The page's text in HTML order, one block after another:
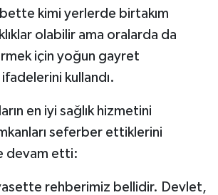
kimi yerlerde birtakım
olabilir ama oralarda da
için yoğun gayret
kullandı.
en iyi sağlık hizmetini
seferber ettiklerini
devam etti:
rehberimiz bellidir. Devlet,